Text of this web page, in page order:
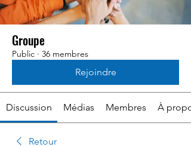
Groupe
Public · 36 membres
Rejoindre
Discussion Médias Membres À
Retour